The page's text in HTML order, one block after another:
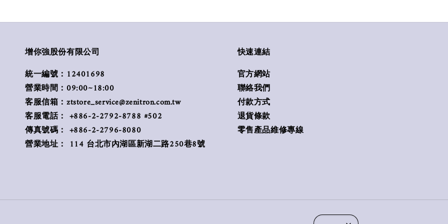
增你強股份有限公司
統一編號：12401698
營業時間：09:00~18:00
客服信箱：ztstore_service@zenitron.com.tw
客服電話： +886-2-2792-8788 #502
傳真號碼： +886-2-2796-8080
營業地址： 114 台北市內湖區新湖二路250巷8號
快速連結
官方網站
聯絡我們
付款方式
退貨條款
零售產品維修專線